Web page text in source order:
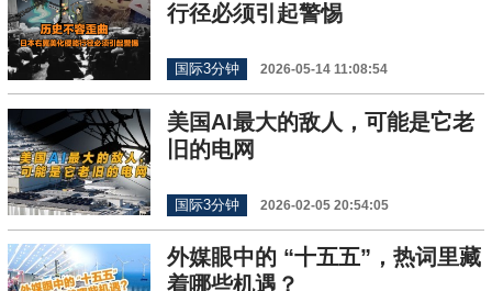
行径必须引起警惕
国际3分钟 2026-05-14 11:08:54
美国AI最大的敌人，可能是它老
旧的电网
国际3分钟 2026-02-05 20:54:05
外媒眼中的 “十五五”，热词里藏
着哪些机遇？